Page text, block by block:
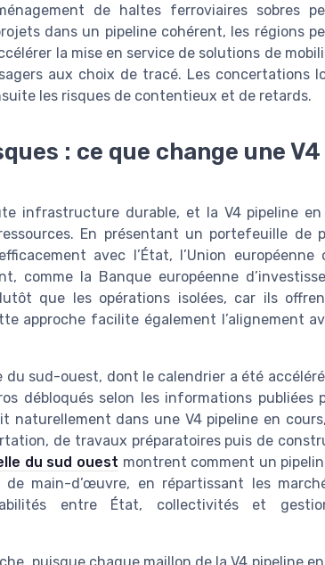
de haltes ferroviaires sobres
dans un pipeline cohérent, les régions
la mise en service de solutions de
aux choix de tracé. Les concertations
les risques de contentieux et de retards.
: ce que change une V4
infrastructure durable, et la V4 pipeline en
En présentant un portefeuille de
avec l’État, l’Union européenne
comme la Banque européenne
que les opérations isolées, car ils
approche facilite également l’alignement
sud-ouest, dont le calendrier a été
débloqués selon les informations publiées
naturellement dans une V4 pipeline en
de travaux préparatoires puis de
du sud ouest montrent comment un
main-d’œuvre, en répartissant les
entre État, collectivités et